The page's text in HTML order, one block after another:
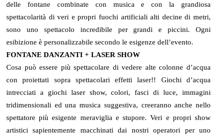
delle fontane combinate con musica e con la grandiosa
spettacolarità di veri e propri fuochi artificiali alti decine di metri,
sono uno spettacolo incredibile per grandi e piccini. Ogni
esibizione è personalizzabile secondo le esigenze dell’evento.
FONTANE DANZANTI + LASER SHOW
Cosa può essere più spettacolare di vedere alte colonne d’acqua
con proiettati sopra spettacolari effetti laser!! Giochi d’acqua
intrecciati a giochi laser show, colori, fasci di luce, immagini
tridimensionali ed una musica suggestiva, creeranno anche nello
spettatore più esigente meraviglia e stupore. Veri e propri show
artistici sapientemente macchinati dai nostri operatori per uno